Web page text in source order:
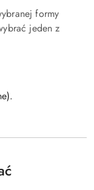
formy
jeden z